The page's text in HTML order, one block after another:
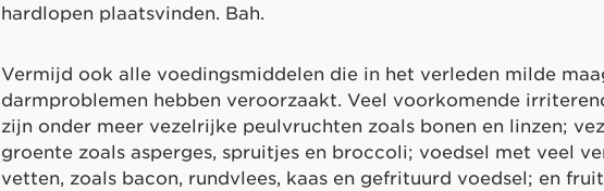
hardlopen plaatsvinden. Bah.
Vermijd ook alle voedingsmiddelen die in het verleden milde
darmproblemen hebben veroorzaakt. Veel voorkomende
zijn onder meer vezelrijke peulvruchten zoals bonen en linzen;
groente zoals asperges, spruitjes en broccoli; voedsel met veel
vetten, zoals bacon, rundvlees, kaas en gefrituurd voedsel; en